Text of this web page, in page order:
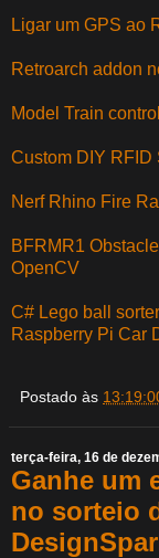
Ligar um GPS ao
Retroarch addon
Model Train
Custom DIY RFID
Nerf Rhino Fire
BFRMR1
OpenCV
C# Lego ball
Raspberry Pi Car
Postado às
terça-feira, 16 de
Ganhe um
no sorteio